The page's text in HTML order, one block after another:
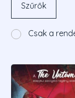
Szűrők
Csak a